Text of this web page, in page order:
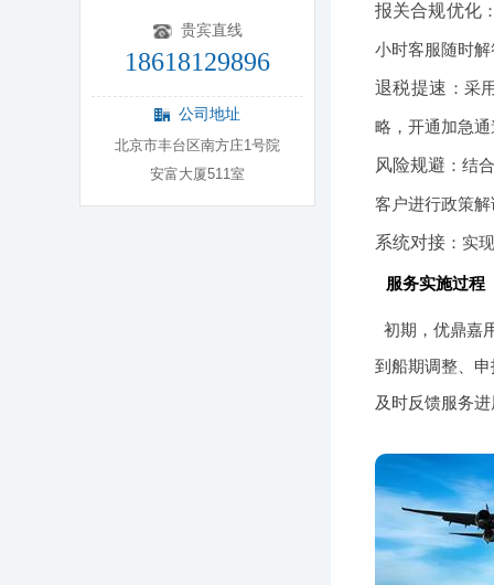
贵宾直线
18618129896
公司地址
北京市丰台区南方庄1号院
安富大厦511室
报关合规优化
小时客服随时
退税提速 ：采
略，开通加急
风险规避 ：结
客户进行政策
系统对接 ：实
服务实施过程
初期，优鼎嘉
到船期调整、
及时反馈服务